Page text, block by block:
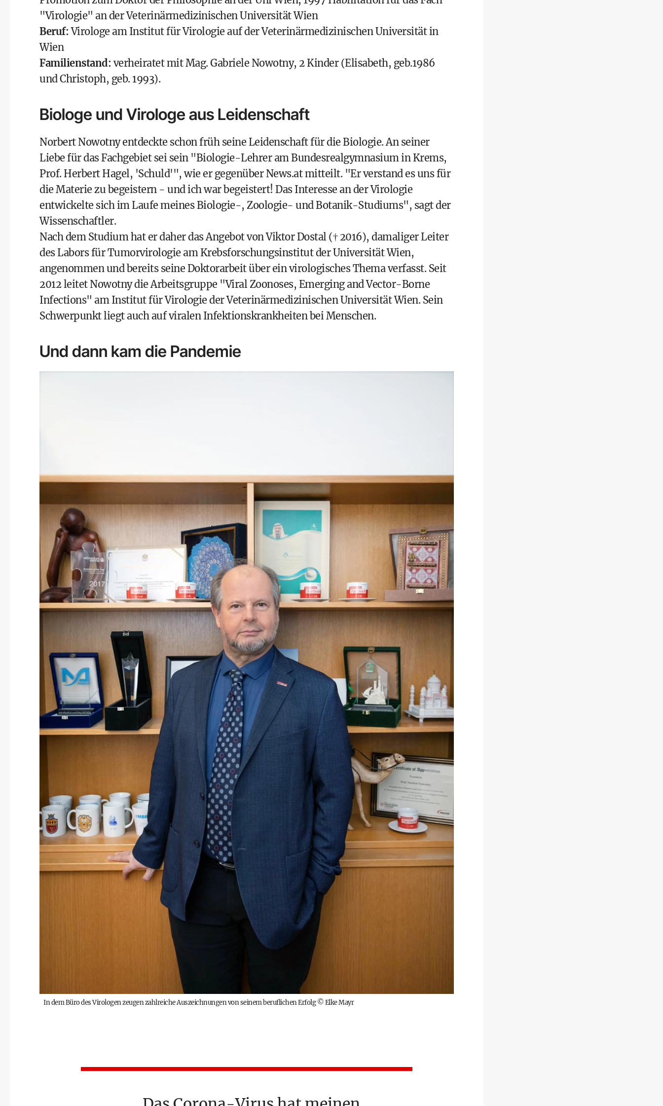
"Virologie" an der Veterinärmedizinischen Universität Wien
Beruf: Virologe am Institut für Virologie auf der Veterinärmedizinischen Universität in
Wien
Familienstand: verheiratet mit Mag. Gabriele Nowotny, 2 Kinder (Elisabeth, geb.1986
und Christoph, geb. 1993).
Biologe und Virologe aus Leidenschaft
Norbert Nowotny entdeckte schon früh seine Leidenschaft für die Biologie. An seiner
Liebe für das Fachgebiet sei sein "Biologie-Lehrer am Bundesrealgymnasium in Krems,
Prof. Herbert Hagel, 'Schuld'", wie er gegenüber News.at mitteilt. "Er verstand es uns für
die Materie zu begeistern - und ich war begeistert! Das Interesse an der Virologie
entwickelte sich im Laufe meines Biologie-, Zoologie- und Botanik-Studiums", sagt der
Wissenschaftler.
Nach dem Studium hat er daher das Angebot von Viktor Dostal († 2016), damaliger Leiter
des Labors für Tumorvirologie am Krebsforschungsinstitut der Universität Wien,
angenommen und bereits seine Doktorarbeit über ein virologisches Thema verfasst. Seit
2012 leitet Nowotny die Arbeitsgruppe "Viral Zoonoses, Emerging and Vector-Borne
Infections" am Institut für Virologie der Veterinärmedizinischen Universität Wien. Sein
Schwerpunkt liegt auch auf viralen Infektionskrankheiten bei Menschen.
Und dann kam die Pandemie
In dem Büro des Virologen zeugen zahlreiche Auszeichnungen von seinem beruflichen Erfolg©Elke Mayr